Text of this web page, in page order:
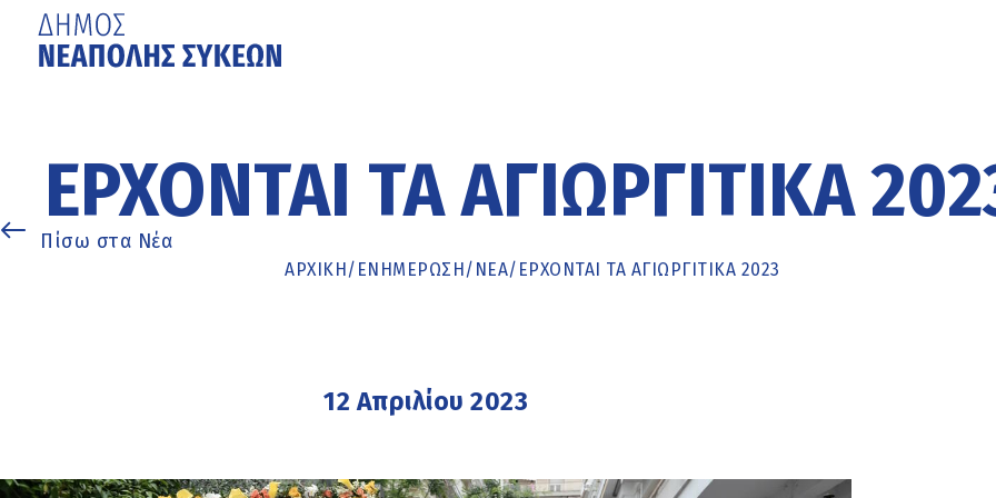
περιεχόμενο
ΈΡΧΟΝΤΑΙ ΤΑ ΑΓΙΩΡΓΊΤΙΚΑ
Πίσω στα Νέα
ΑΡΧΙΚΉ/ ΕΝΗΜΈΡΩΣΗ/ ΝΕΑ/ ΈΡΧΟΝΤΑΙ ΤΑ ΑΓΙΩΡΓΊΤΙΚΑ 2023
12 Απριλίου 2023